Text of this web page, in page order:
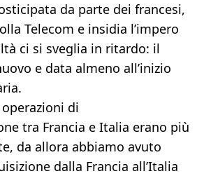
da parte dei francesi,
Telecom e insidia l’impero
ci si sveglia in ritardo: il
e data almeno all’inizio
di
tra Francia e Italia erano più
da allora abbiamo avuto
dalla Francia all’Italia